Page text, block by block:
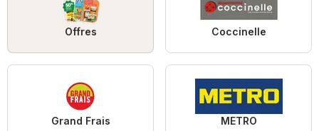
Offres Coccinelle
Grand Frais METRO